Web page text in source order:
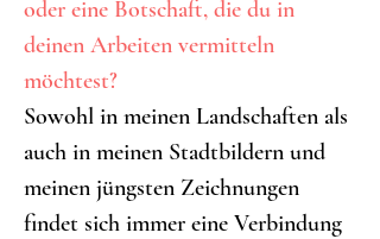
oder eine Botschaft, die du in
deinen Arbeiten vermitteln
möchtest?
Sowohl in meinen Landschaften als
auch in meinen Stadtbildern und
meinen jüngsten Zeichnungen
findet sich immer eine Verbindung